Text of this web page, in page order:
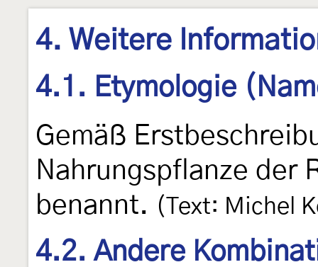
4. Weitere
4.1. Etymologie
Gemäß
Nahrungspflanze der
benannt. (Text: Michel
4.2. Andere